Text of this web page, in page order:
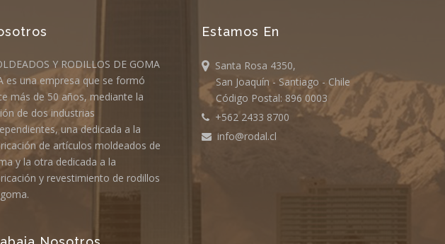
Y RODILLOS DE GOMA
es una empresa que se formó
más de 50 años, mediante la
de dos industrias
una dedicada a la
de artículos moldeados de
y la otra dedicada a la
y revestimiento de rodillos
Estamos En
Santa Rosa 4350,
San Joaquín - Santiago - Chile
Código Postal: 896 0003
+562 2433 8700
info@rodal.cl